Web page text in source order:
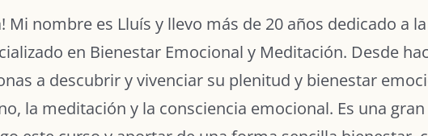
Mi nombre es Lluís y llevo más de 20 años dedicado a
en Bienestar Emocional y Meditación. Desde
a descubrir y vivenciar su plenitud y bienestar
la meditación y la consciencia emocional. Es una